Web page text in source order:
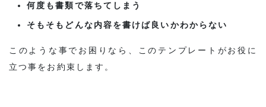
何度も書類で落ちてしまう
そもそもどんな内容を書けば良いかわからない
このような事でお困りなら、このテンプレートがお役に
立つ事をお約束します。